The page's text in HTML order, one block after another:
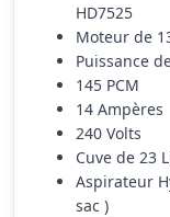
HD7525
Moteur de
Puissance
145 PCM
14 Ampères
240 Volts
Cuve de 23
Aspirateur
sac )